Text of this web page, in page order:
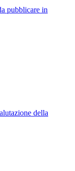
pubblicare in
della